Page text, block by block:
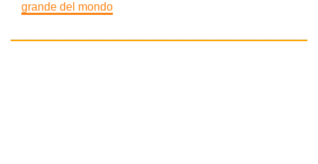
grande del mondo